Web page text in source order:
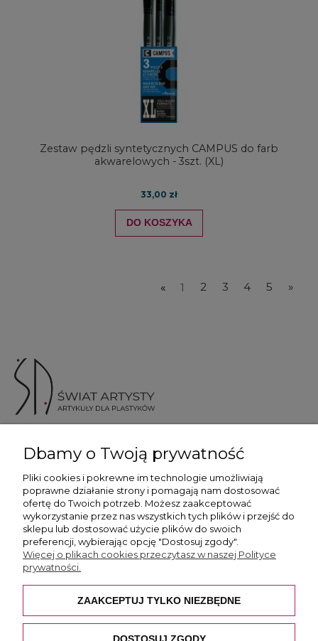
Zestaw pędzli syntetycznych CAMPUS do farb
akwarelowych - 3szt. (XL)
33,00 zł
DO KOSZYKA
« 1 2 3 4 5 »
Więcej informacji
Płatność i dostawa
Pomoc
O nas
Dbamy o Twoją prywatność
Pliki cookies i pokrewne im technologie umożliwiają
poprawne działanie strony i pomagają nam dostosować
ofertę do Twoich potrzeb. Możesz zaakceptować
wykorzystanie przez nas wszystkich tych plików i przejść do
sklepu lub dostosować użycie plików do swoich
preferencji, wybierając opcję "Dostosuj zgody".
Więcej o plikach cookies przeczytasz w naszej Polityce
prywatności.
ZAAKCEPTUJ TYLKO NIEZBĘDNE
DOSTOSUJ ZGODY